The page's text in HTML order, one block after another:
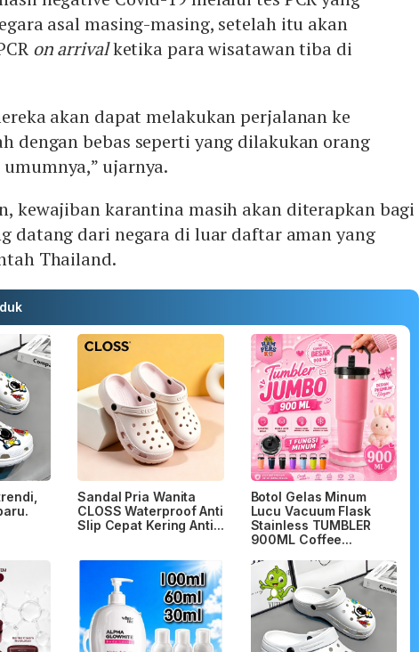
asal masing-masing, setelah itu akan
on arrivalketika para wisatawan tiba di
akan dapat melakukan perjalanan ke
dengan bebas seperti yang dilakukan orang
ujarnya.
kewajiban karantina masih akan diterapkan bagi
datang dari negara di luar daftar aman yang
Thailand.
Sandal Pria Wanita
CLOSS Waterproof Anti
Slip Cepat Kering Anti...
Botol Gelas Minum
Lucu Vacuum Flask
Stainless TUMBLER
900ML Coffee...